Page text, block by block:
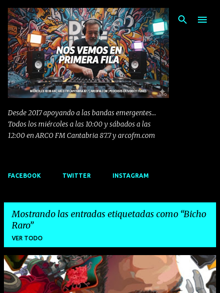
Ir al contenido principal
Desde 2017 apoyando a las bandas emergentes...
Todos los miércoles a las 10:00 y sábados a las
12:00 en ARCO FM Cantabria 87.7 y arcofm.com
FACEBOOK TWITTER INSTAGRAM
Mostrando las entradas etiquetadas como Bicho
Raro
VER TODO
E
n